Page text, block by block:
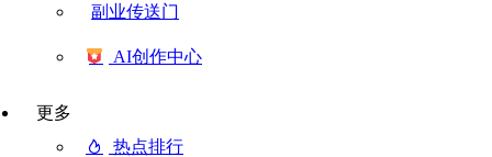
副业传送门
AI创作中心
更多
热点排行